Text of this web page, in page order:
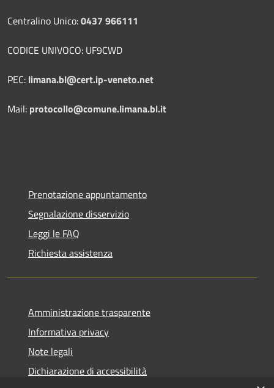
Centralino Unico:0437 966111
CODICE UNIVOCO: UF9CWD
PEC: limana.bl@cert.ip-veneto.net
Mail: protocollo@comune.limana.bl.it
Prenotazione appuntamento
Segnalazione disservizio
Leggi le FAQ
Richiesta assistenza
Amministrazione trasparente
Informativa privacy
Note legali
Dichiarazione di accessibilità